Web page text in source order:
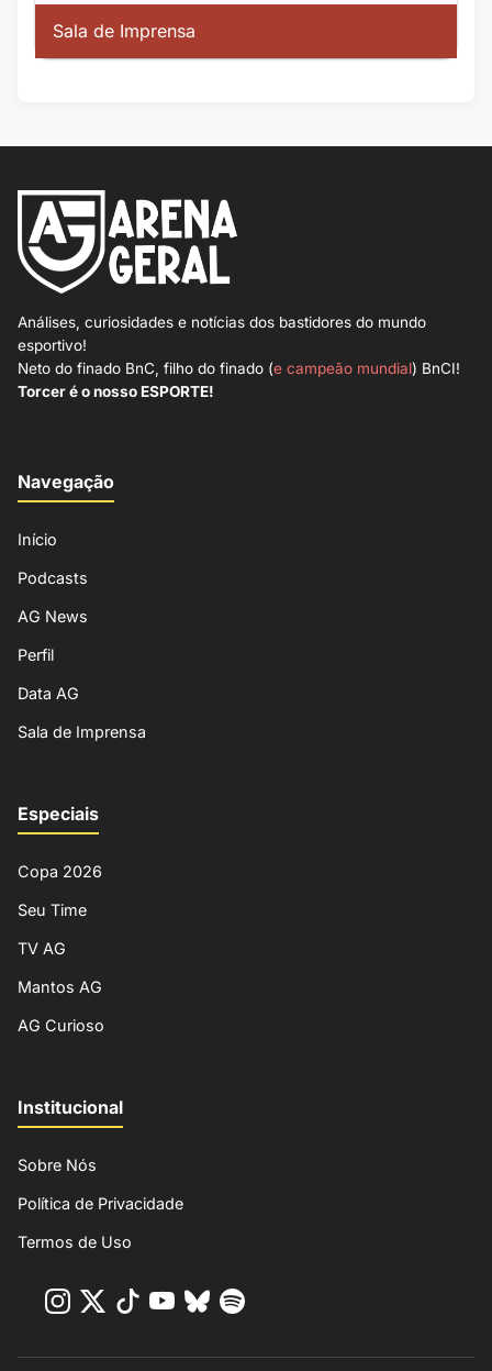
Sala de Imprensa
Análises, curiosidades e notícias dos bastidores do mundo
esportivo!
Neto do finado BnC, filho do finado (e campeão mundial) BnCI!
Torcer é o nosso ESPORTE!
Navegação
Início
Podcasts
AG News
Perfil
Data AG
Sala de Imprensa
Especiais
Copa 2026
Seu Time
TV AG
Mantos AG
AG Curioso
Institucional
Sobre Nós
Política de Privacidade
Termos de Uso